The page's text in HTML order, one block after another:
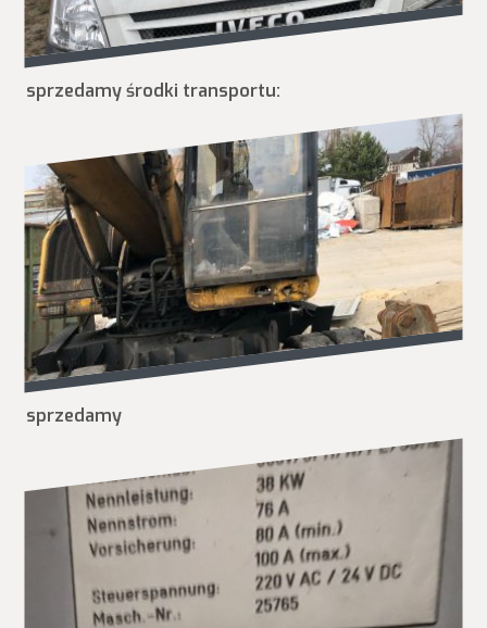
sprzedamy środki transportu:
sprzedamy